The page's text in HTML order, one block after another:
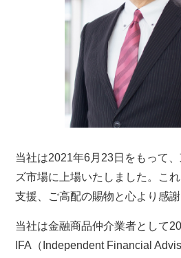
当社は2021年6月23日をもって
ズ市場に上場いたしました。こ
支援、ご高配の賜物と心より感謝
当社は金融商品仲介業者として
IFA（Independent Financial